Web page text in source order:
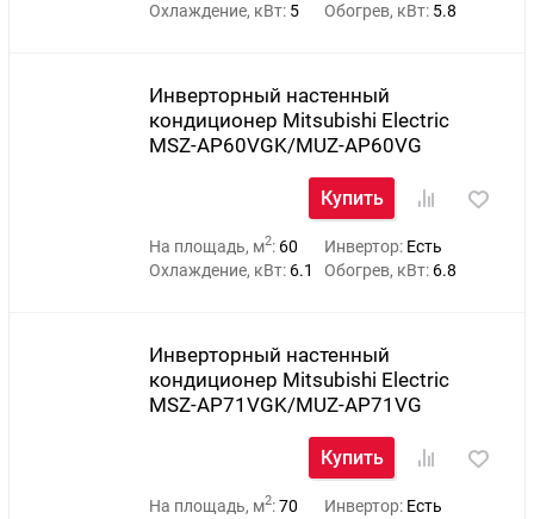
Охлаждение, кВт: 5 Обогрев, кВт: 5.8
Инверторный настенный
кондиционер Mitsubishi Electric
MSZ-AP60VGK/MUZ-AP60VG
Купить
На площадь, м2: 60 Инвертор: Есть
Охлаждение, кВт: 6.1 Обогрев, кВт: 6.8
Инверторный настенный
кондиционер Mitsubishi Electric
MSZ-AP71VGK/MUZ-AP71VG
Купить
На площадь, м2:70 Инвертор: Есть